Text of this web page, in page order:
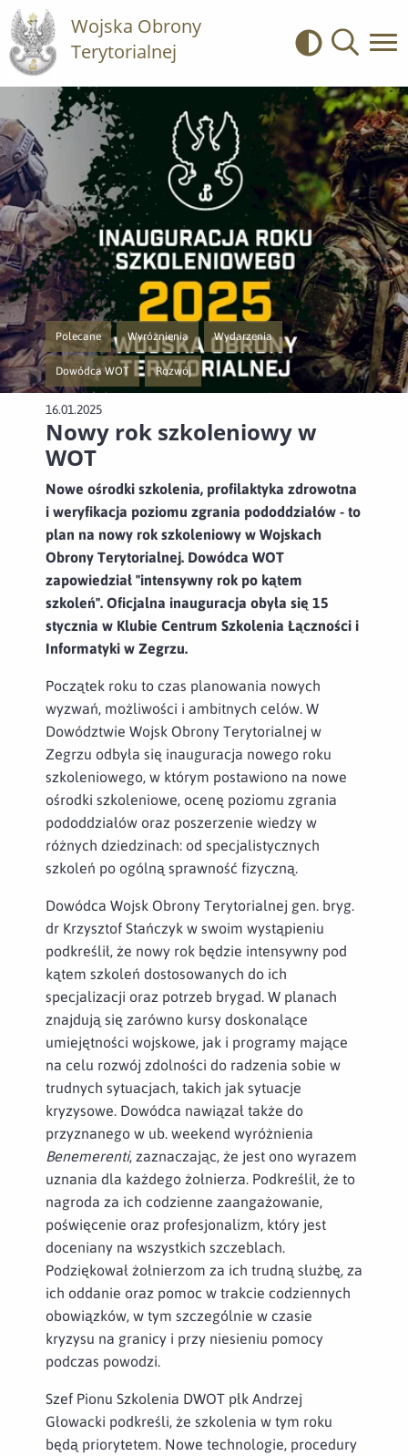
Wojska Obrony
Terytorialnej
Kontrast
Polecane
Przejście do nowej strony z listą publikacji o kategorii Polecane
Wyróżnienia
Przejście do nowej strony z listą publikacji o kategorii
Wydarzenia
Przejście do nowej strony z listą
Dowódca WOT
Przejście do nowej strony z listą publikacji o kategorii Dowódca WOT
Rozwój
Przejście do nowej strony z listą publikacji o
16.01.2025
Nowy rok szkoleniowy w
WOT
Nowe ośrodki szkolenia, profilaktyka zdrowotna
i weryfikacja poziomu zgrania pododdziałów - to
plan na nowy rok szkoleniowy w Wojskach
Obrony Terytorialnej. Dowódca WOT
zapowiedział "intensywny rok po kątem
szkoleń". Oficjalna inauguracja obyła się 15
stycznia w Klubie Centrum Szkolenia Łączności i
Informatyki w Zegrzu.
Początek roku to czas planowania nowych
wyzwań, możliwości i ambitnych celów. W
Dowództwie Wojsk Obrony Terytorialnej w
Zegrzu odbyła się inauguracja nowego roku
szkoleniowego, w którym postawiono na nowe
ośrodki szkoleniowe, ocenę poziomu zgrania
pododdziałów oraz poszerzenie wiedzy w
różnych dziedzinach: od specjalistycznych
szkoleń po ogólną sprawność fizyczną.
Dowódca Wojsk Obrony Terytorialnej gen. bryg.
dr Krzysztof Stańczyk w swoim wystąpieniu
podkreślił, że nowy rok będzie intensywny pod
kątem szkoleń dostosowanych do ich
specjalizacji oraz potrzeb brygad. W planach
znajdują się zarówno kursy doskonalące
umiejętności wojskowe, jak i programy mające
na celu rozwój zdolności do radzenia sobie w
trudnych sytuacjach, takich jak sytuacje
kryzysowe. Dowódca nawiązał także do
przyznanego w ub. weekend wyróżnienia
Benemerenti, zaznaczając, że jest ono wyrazem
uznania dla każdego żołnierza. Podkreślił, że to
nagroda za ich codzienne zaangażowanie,
poświęcenie oraz profesjonalizm, który jest
doceniany na wszystkich szczeblach.
Podziękował żołnierzom za ich trudną służbę, za
ich oddanie oraz pomoc w trakcie codziennych
obowiązków, w tym szczególnie w czasie
kryzysu na granicy i przy niesieniu pomocy
podczas powodzi.
Szef Pionu Szkolenia DWOT płk Andrzej
Głowacki podkreśli, że szkolenia w tym roku
będą priorytetem. Nowe technologie, procedury